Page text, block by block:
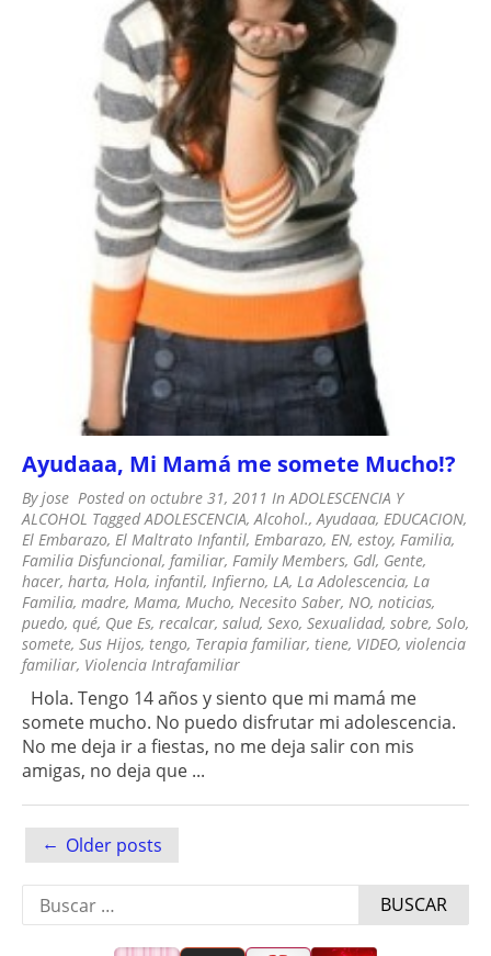
Ayudaaa, Mi Mamá me somete Mucho!?
Byjose Posted on octubre 31, 2011 InADOLESCENCIA Y
ALCOHOL TaggedADOLESCENCIA,Alcohol.,Ayudaaa, EDUCACION,
El Embarazo, El Maltrato Infantil, Embarazo, EN, estoy, Familia,
Familia Disfuncional, familiar, Family Members, Gdl, Gente,
hacer, harta, Hola, infantil, Infierno, LA, La Adolescencia, La
Familia, madre, Mama, Mucho, Necesito Saber, NO, noticias,
puedo, qué, Que Es, recalcar, salud, Sexo, Sexualidad, sobre, Solo,
somete, Sus Hijos, tengo, Terapia familiar, tiene, VIDEO, violencia
familiar, Violencia Intrafamiliar
Hola. Tengo 14 años y siento que mi mamá me
somete mucho. No puedo disfrutar mi adolescencia.
No me deja ir a fiestas, no me deja salir con mis
amigas, no deja que ...
Posts
navigation
← Older posts
Buscar: